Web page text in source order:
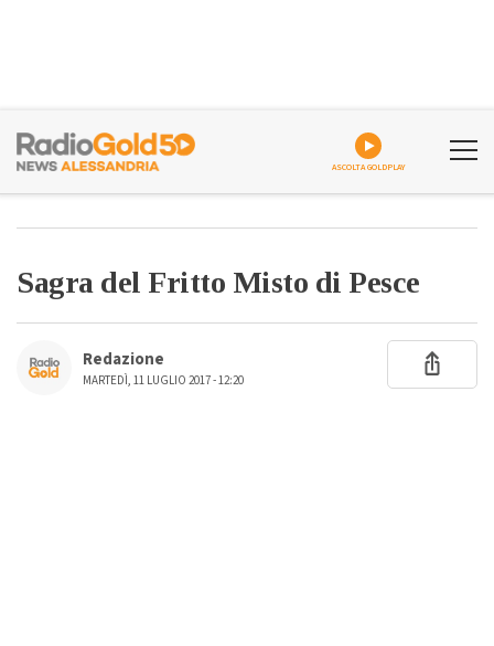
ASCOLTA GOLDPLAY
Sagra del Fritto Misto di Pesce
Redazione
MARTEDÌ, 11 LUGLIO 2017 - 12:20